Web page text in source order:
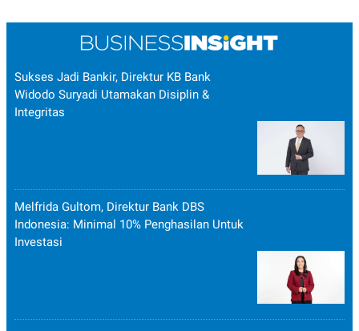
Sukses Jadi Bankir, Direktur KB Bank
Widodo Suryadi Utamakan Disiplin &
Integritas
Melfrida Gultom, Direktur Bank DBS
Indonesia: Minimal 10% Penghasilan Untuk
Investasi